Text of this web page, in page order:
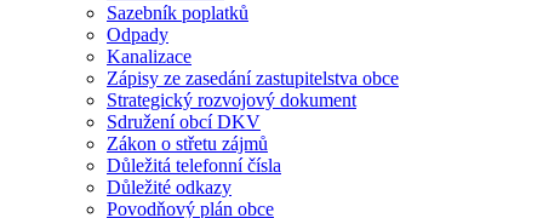
Sazebník poplatků
Odpady
Kanalizace
Zápisy ze zasedání zastupitelstva obce
Strategický rozvojový dokument
Sdružení obcí DKV
Zákon o střetu zájmů
Důležitá telefonní čísla
Důležité odkazy
Povodňový plán obce